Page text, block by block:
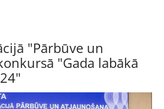
"Pārbūve un
"Gada labākā